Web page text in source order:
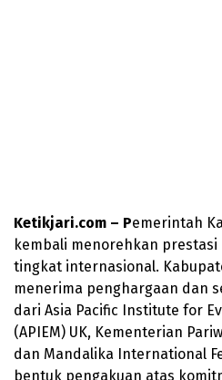
Ketikjari.com – Pemerintah
kembali menorehkan prestasi
tingkat internasional.
menerima penghargaan dan
dari Asia Pacific Institute for
(APIEM) UK, Kementerian
dan Mandalika International
bentuk pengakuan atas